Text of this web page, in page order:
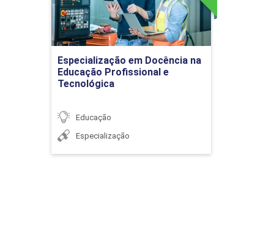
Especialização em Docência na
Educação Profissional e
Tecnológica
Educação
Especialização
Detalhes do curso